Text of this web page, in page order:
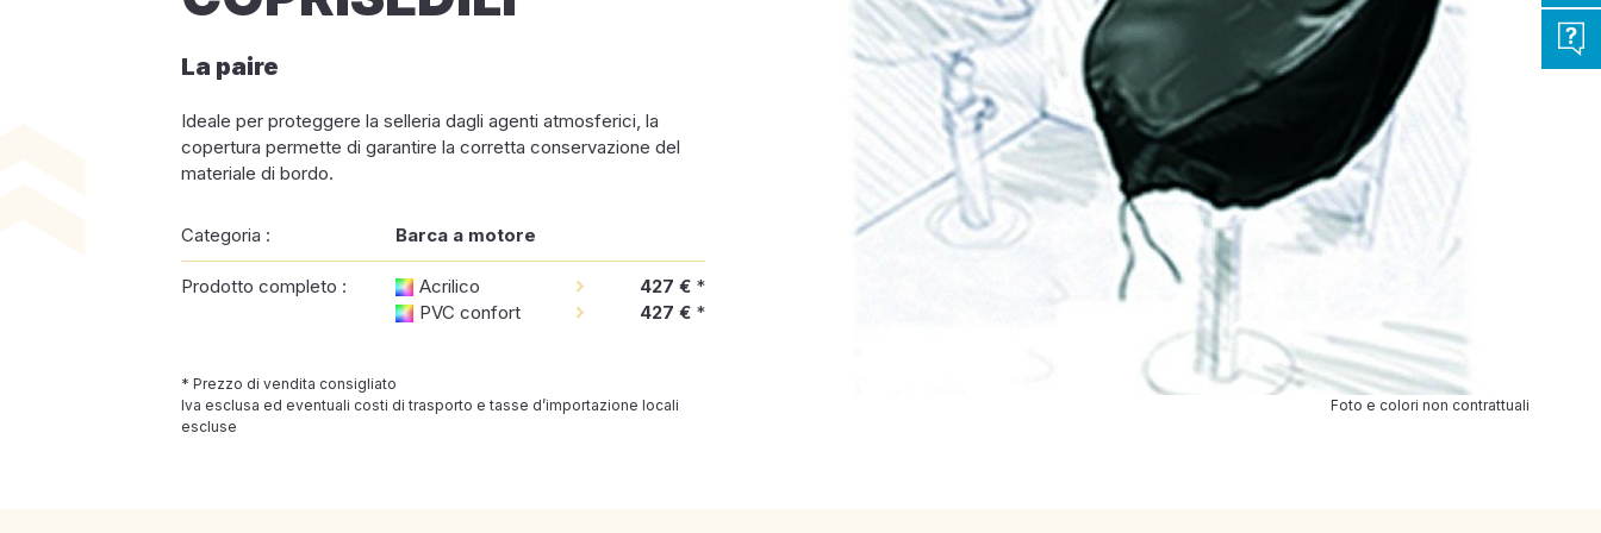
La paire
Ideale per proteggere la selleria dagli agenti atmosferici, la
copertura permette di garantire la corretta conservazione del
materiale di bordo.
Categoria : Barca a motore
Prodotto completo : Acrilico 427 € *
PVC confort
427 € *
* Prezzo di vendita consigliato
Iva esclusa ed eventuali costi di trasporto e tasse d’importazione locali
escluse
Foto e colori non contrattuali